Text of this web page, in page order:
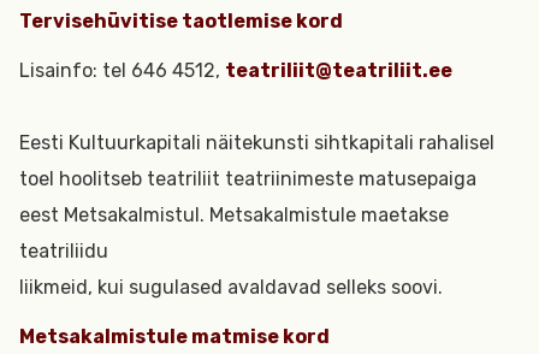
Tervisehüvitise taotlemise kord
Lisainfo: tel 646 4512, teatriliit@teatriliit.ee
Eesti Kultuurkapitali näitekunsti sihtkapitali rahalisel
toel hoolitseb teatriliit teatriinimeste matusepaiga
eest Metsakalmistul. Metsakalmistule maetakse
teatriliidu
liikmeid, kui sugulased avaldavad selleks soovi.
Metsakalmistule matmise kord